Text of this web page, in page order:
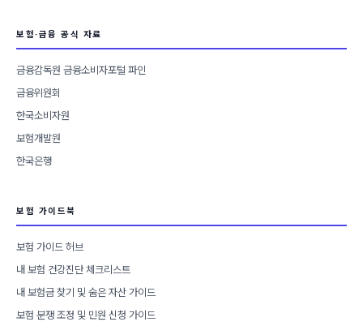
보험·금융 공식 자료
금융감독원 금융소비자포털 파인
금융위원회
한국소비자원
보험개발원
한국은행
보험 가이드북
보험 가이드 허브
내 보험 건강진단 체크리스트
내 보험금 찾기 및 숨은 자산 가이드
보험 분쟁 조정 및 민원 신청 가이드